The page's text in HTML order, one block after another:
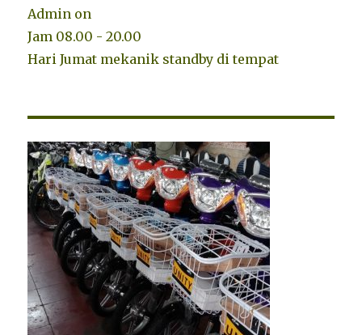
Admin on
Jam 08.00 - 20.00
Hari Jumat mekanik standby di tempat